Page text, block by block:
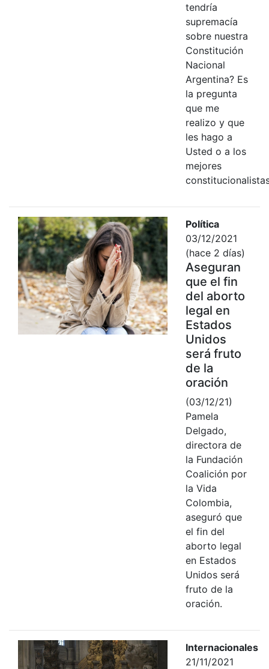
tendría
supremacía
sobre nuestra
Constitución
Nacional
Argentina? Es
la pregunta
que me
realizo y que
les hago a
Usted o a los
mejores
Política
03/12/2021
(hace 2 días)
Aseguran
que el fin
del aborto
legal en
Estados
Unidos
será fruto
de la
oración
(03/12/21)
Pamela
Delgado,
directora de
la Fundación
Coalición por
la Vida
Colombia,
aseguró que
el fin del
aborto legal
en Estados
Unidos será
fruto de la
oración.
Internacionales
21/11/2021